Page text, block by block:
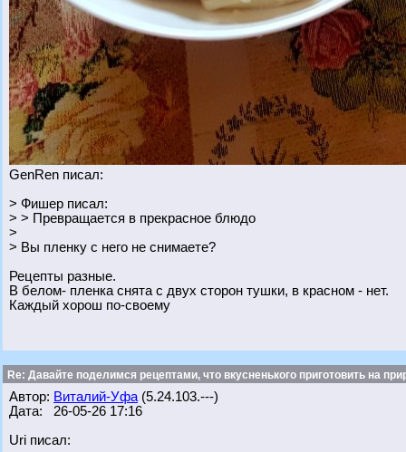
GenRen писал:
> Фишер писал:
> > Превращается в прекрасное блюдо
>
> Вы пленку с него не снимаете?
Рецепты разные.
В белом- пленка снята с двух сторон тушки, в красном - нет.
Каждый хорош по-своему
Re: Давайте поделимся рецептами, что вкусненького приготовить на
Автор: Виталий-Уфа (5.24.103.---)
Дата: 26-05-26 17:16
Uri писал: